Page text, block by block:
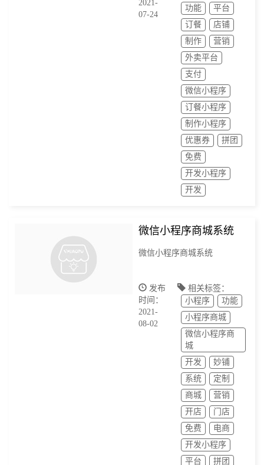
2021-
07-24
功能
平台
订餐
店铺
制作
营销
外卖平台
支付
微信小程序
订餐小程序
制作小程序
优惠券
拼团
免费
开发小程序
开发
微信小程序商城系统
微信小程序商城系统
发布
时间：
2021-
08-02
相关标签：
小程序
功能
小程序商城
微信小程序商
城
开发
妙铺
系统
定制
商城
营销
开店
门店
免费
电商
开发小程序
平台
拼团